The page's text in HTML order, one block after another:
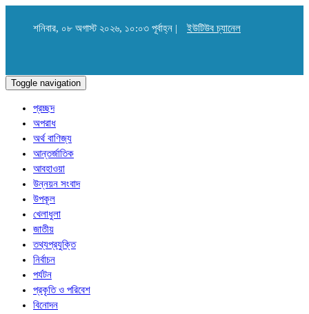
শনিবার, ০৮ অগাস্ট ২০২৬, ১০:০৩ পূর্বাহ্ন | ইউটিউব চ্যানেল
Toggle navigation
প্রচ্ছদ
অপরাধ
অর্থ বাণিজ্য
আন্তর্জাতিক
আবহাওয়া
উন্নয়ন সংবাদ
উপকূল
খেলাধুলা
জাতীয়
তথ্যপ্রযুক্তি
নির্বাচন
পর্যটন
প্রকৃতি ও পরিবেশ
বিনোদন